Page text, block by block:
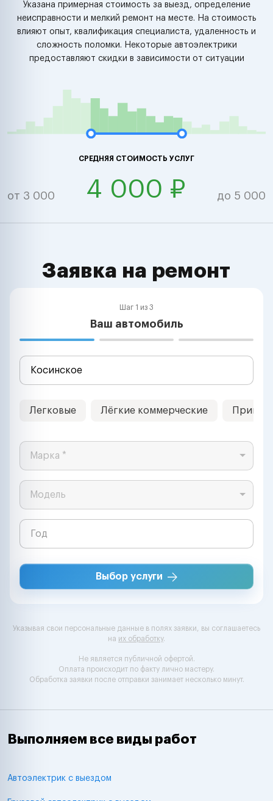
Указана примерная стоимость за выезд, определение
неисправности и мелкий ремонт на месте. На стоимость
влияют опыт, квалификация специалиста, удаленность и
сложность поломки. Некоторые автоэлектрики
предоставляют скидки в зависимости от ситуации
СРЕДНЯЯ СТОИМОСТЬ УСЛУГ
от 3 000 4 000 ₽ до 5 000
Заявка на ремонт
Шаг 1 из 3
Ваш автомобиль
Легковые Лёгкие коммерческие
Марка *
Модель
Выбор услуги
Указывая свои персональные данные в полях заявки, вы соглашаетесь
на их обработку.
Не является публичной офертой.
Оплата происходит по факту лично мастеру.
Обработка заявки после отправки занимает несколько минут.
Выполняем все виды работ
Автоэлектрик с выездом